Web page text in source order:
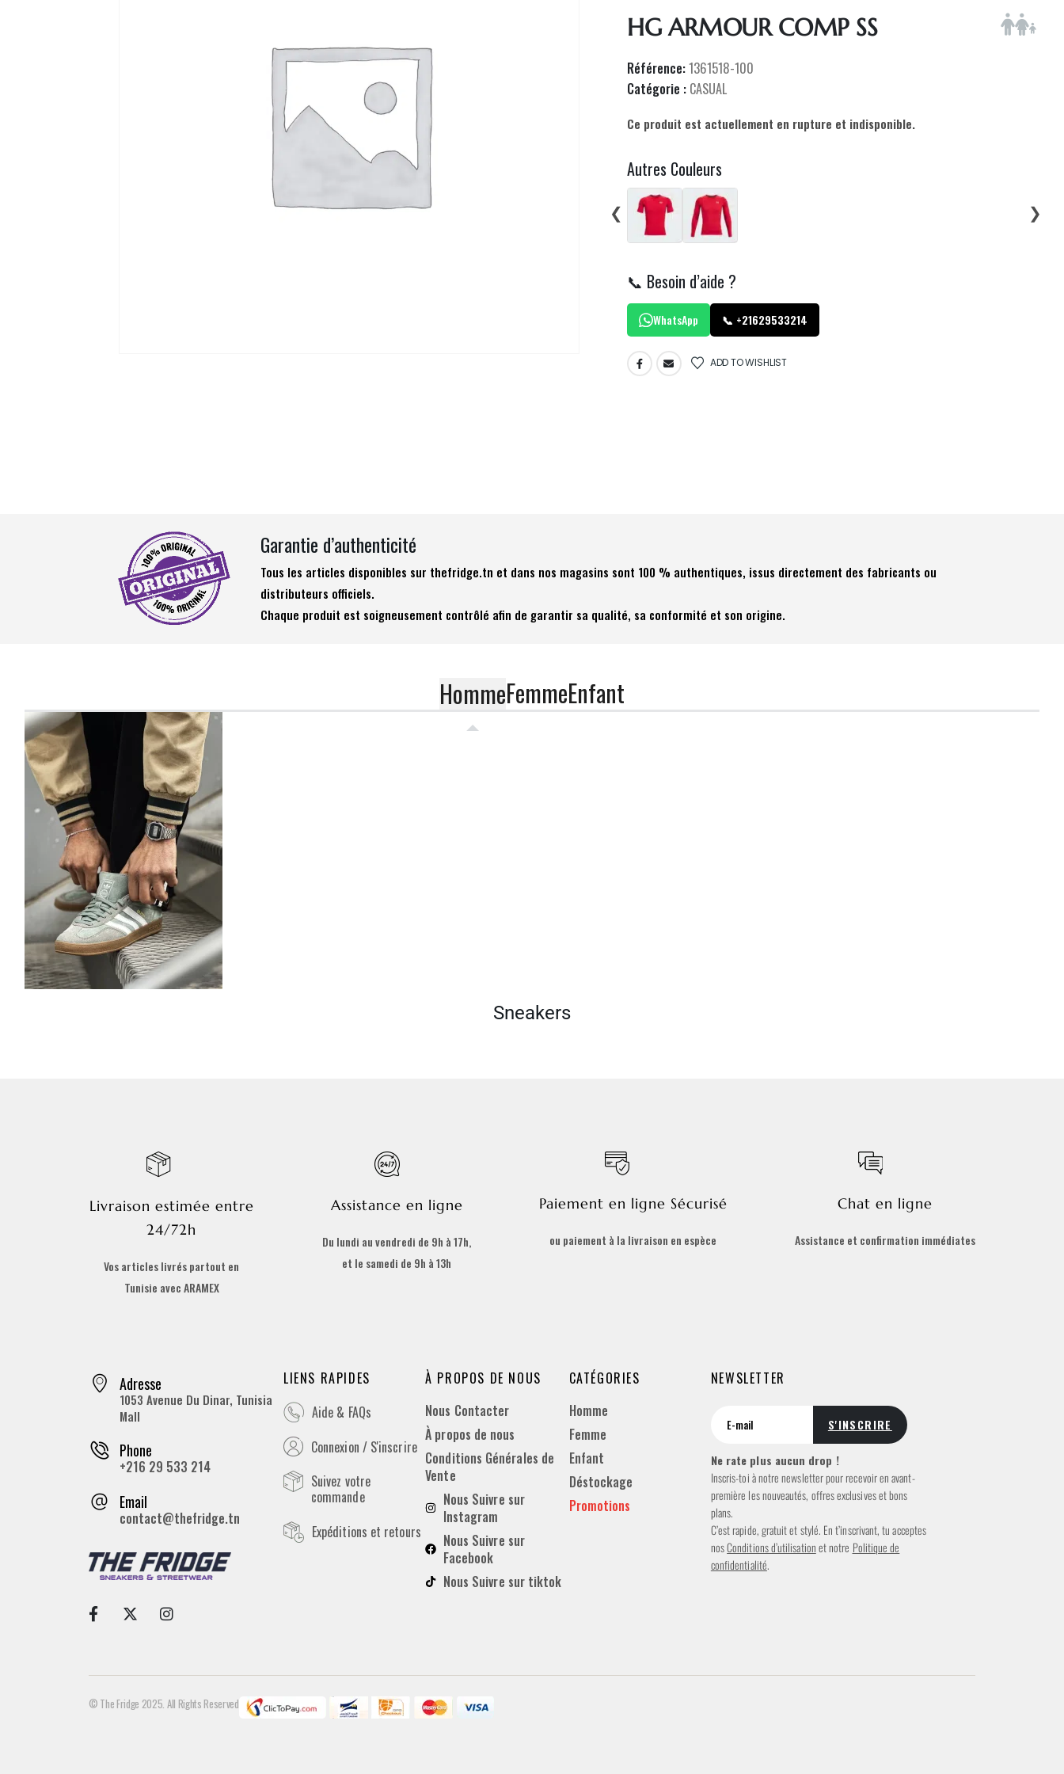
HG ARMOUR COMP SS
Référence:1361518-100
Catégorie : CASUAL
Ce produit est actuellement en rupture et indisponible.
Autres Couleurs
❮
❯
📞 Besoin d’aide ?
WhatsApp 📞 +21629533214
ADD TO WISHLIST
Garantie d’authenticité
Tous les articles disponibles sur thefridge.tn et dans nos magasins sont 100 % authentiques, issus directement des fabricants ou
distributeurs officiels.
Chaque produit est soigneusement contrôlé afin de garantir sa qualité, sa conformité et son origine.
HommeFemmeEnfant
Sneakers
Livraison estimée entre
24/72h
Vos articles livrés partout en
Tunisie avec ARAMEX
Assistance en ligne
Du lundi au vendredi de 9h à 17h,
et le samedi de 9h à 13h
Paiement en ligne Sécurisé
ou paiement à la livraison en espèce
Chat en ligne
Assistance et confirmation immédiates
Adresse
1053 Avenue Du Dinar, Tunisia
Mall
Phone
+216 29 533 214
Email
contact@thefridge.tn
LIENS RAPIDES
Aide & FAQs
Connexion / S'inscrire
Suivez votre
commande
Expéditions et retours
À PROPOS DE NOUS
Nous Contacter
À propos de nous
Conditions Générales de
Vente
Nous Suivre sur
Instagram
Nous Suivre sur
Facebook
Nous Suivre sur tiktok
CATÉGORIES
Homme
Femme
Enfant
Déstockage
Promotions
NEWSLETTER
Ne rate plus aucun drop !
Inscris-toi à notre newsletter pour recevoir en avant-
première les nouveautés, offres exclusives et bons
plans.
C’est rapide, gratuit et stylé. En t’inscrivant, tu acceptes
nosConditions d’utilisationet notre Politique de
confidentialité.
© The Fridge 2025. All Rights Reserved